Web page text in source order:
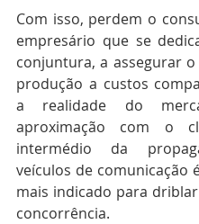
Com isso, perdem o
empresário que se
conjuntura, a assegurar
produção a custos
a realidade do
aproximação com o
intermédio da
veículos de comunicação
mais indicado para
concorrência.